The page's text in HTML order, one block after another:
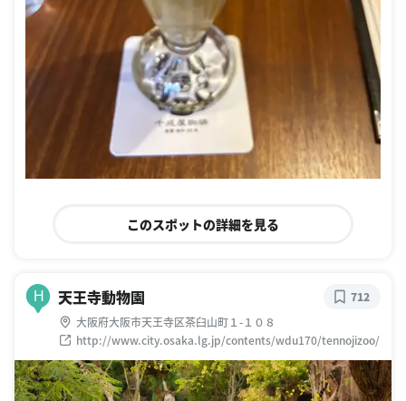
このスポットの詳細を見る
H 天王寺動物園
大阪府大阪市天王寺区茶臼山町１-１０８
http://www.city.osaka.lg.jp/contents/wdu170/tennojizoo/
712